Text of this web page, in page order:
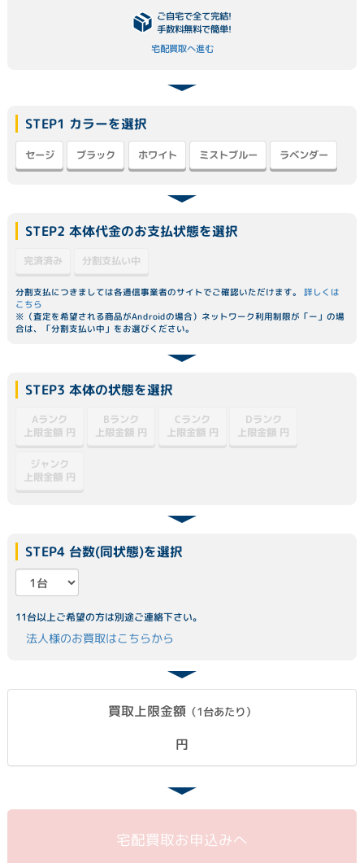
ご自宅で全て完結!
手数料無料で簡単!
宅配買取へ進む
STEP1 カラーを選択
セージ ブラック ホワイト ミストブルー ラベンダー
STEP2 本体代金のお支払状態を選択
完済済み 分割支払い中
分割支払につきましては各通信事業者のサイトでご確認いただけます。詳しくは
こちら
※（査定を希望される商品がAndroidの場合）ネットワーク利用制限が「ー」の場
合は、「分割支払い中」をお選びください。
STEP3 本体の状態を選択
Aランク
上限金額 円
Bランク
上限金額 円
Cランク
上限金額 円
Dランク
上限金額 円
ジャンク
上限金額 円
STEP4 台数(同状態)を選択
11台以上ご希望の方は別途ご連絡下さい。
法人様のお買取はこちらから
買取上限金額 （1台あたり）
円
宅配買取お申込みへ